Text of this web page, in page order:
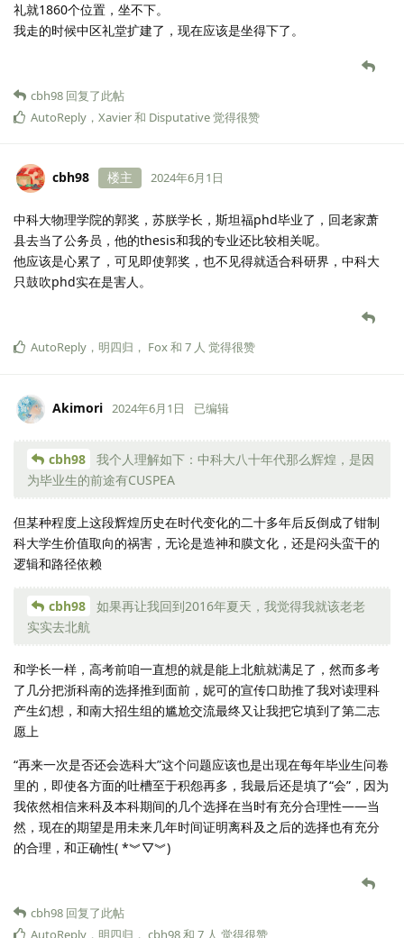
礼就1860个位置，坐不下。
我走的时候中区礼堂扩建了，现在应该是坐得下了。
cbh98 回复了此帖
AutoReply ， Xavier和 Disputative觉得很赞
cbh98 楼主 2024年6月1日
中科大物理学院的郭奖，苏朕学长，斯坦福phd毕业了，回老家萧
县去当了公务员，他的thesis和我的专业还比较相关呢。
他应该是心累了，可见即使郭奖，也不见得就适合科研界，中科大
只鼓吹phd实在是害人。
AutoReply ， 明四归 ， Fox和 7 人 觉得很赞
Akimori 2024年6月1日 已编辑
cbh98
我个人理解如下：中科大八十年代那么辉煌，是因
为毕业生的前途有CUSPEA
但某种程度上这段辉煌历史在时代变化的二十多年后反倒成了钳制
科大学生价值取向的祸害，无论是造神和膜文化，还是闷头蛮干的
逻辑和路径依赖
cbh98
如果再让我回到2016年夏天，我觉得我就该老老
实实去北航
和学长一样，高考前咱一直想的就是能上北航就满足了，然而多考
了几分把浙科南的选择推到面前，妮可的宣传口助推了我对读理科
产生幻想，和南大招生组的尴尬交流最终又让我把它填到了第二志
愿上
“再来一次是否还会选科大”这个问题应该也是出现在每年毕业生问卷
里的，即使各方面的吐槽至于积怨再多，我最后还是填了“会”，因为
我依然相信来科及本科期间的几个选择在当时有充分合理性——当
然，现在的期望是用未来几年时间证明离科及之后的选择也有充分
的合理，和正确性( *︾▽︾)
cbh98 回复了此帖
AutoReply ， 明四归 ， cbh98和 7 人 觉得很赞